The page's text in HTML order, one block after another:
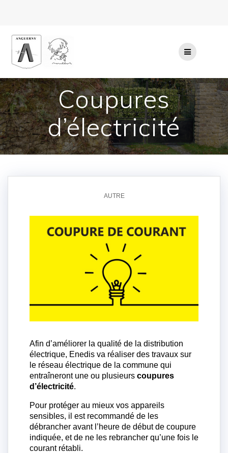
Coupures
d’électricité
AUTRE
Afin d’améliorer la qualité de la distribution
électrique, Enedis va réaliser des travaux sur
le réseau électrique de la commune qui
entraîneront une ou plusieurs coupures
d’électricité.
Pour protéger au mieux vos appareils
sensibles, il est recommandé de les
débrancher avant l’heure de début de coupure
indiquée, et de ne les rebrancher qu’une fois le
courant rétabli.